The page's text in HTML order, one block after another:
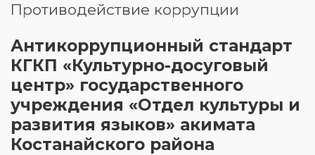
Противодействие коррупции
Антикоррупционный стандарт
КГКП «Культурно-досуговый
центр» государственного
учреждения «Отдел культуры и
развития языков» акимата
Костанайского района